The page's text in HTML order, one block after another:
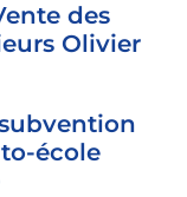
des
Olivier
école